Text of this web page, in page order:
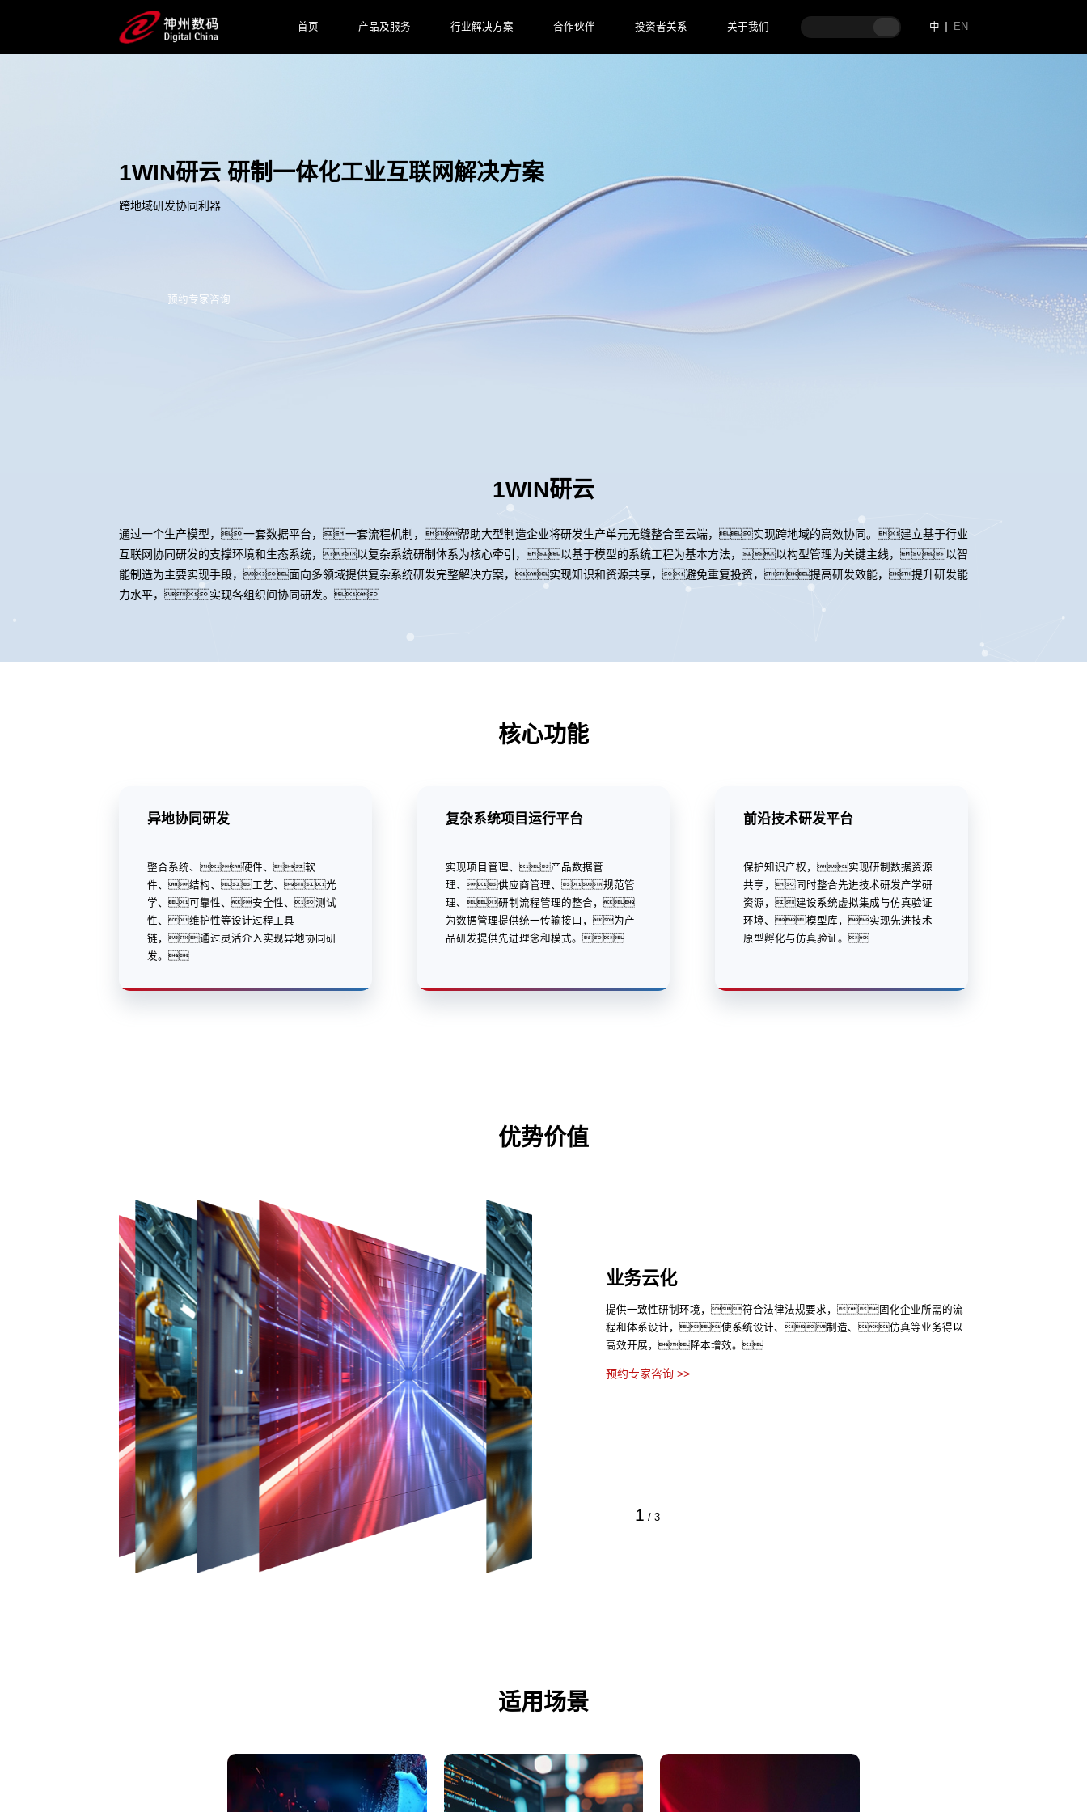
首页 产品及服务 行业解决方案 合作伙伴 投资者关系 关于我们 中 EN
1WIN研云 研制一体化工业互联网解决方案
跨地域研发协同利器
预约专家咨询
1WIN研云
通过一个生产模型，一套数据平台，一套流程机制，帮助大型制造企业将研发生产单元无缝整合至云端，实现跨地域的高效协同。建立基于行业
互联网协同研发的支撑环境和生态系统，以复杂系统研制体系为核心牵引，以基于模型的系统工程为基本方法，以构型管理为关键主线，以智
能制造为主要实现手段，面向多领域提供复杂系统研发完整解决方案，实现知识和资源共享，避免重复投资，提高研发效能，提升研发能
力水平，实现各组织间协同研发。
核心功能
异地协同研发
整合系统、硬件、软
件、结构、工艺、光
学、可靠性、安全性、测试
性、维护性等设计过程工具
链，通过灵活介入实现异地协同研
发。
复杂系统项目运行平台
实现项目管理、产品数据管
理、供应商管理、规范管
理、研制流程管理的整合，
为数据管理提供统一传输接口，为产
品研发提供先进理念和模式。
前沿技术研发平台
保护知识产权，实现研制数据资源
共享，同时整合先进技术研发产学研
资源，建设系统虚拟集成与仿真验证
环境、模型库，实现先进技术
原型孵化与仿真验证。
优势价值
1 / 3
业务云化
提供一致性研制环境，符合法律法规要求，固化企业所需的流
程和体系设计，使系统设计、制造、仿真等业务得以
高效开展，降本增效。
预约专家咨询 >>
适用场景